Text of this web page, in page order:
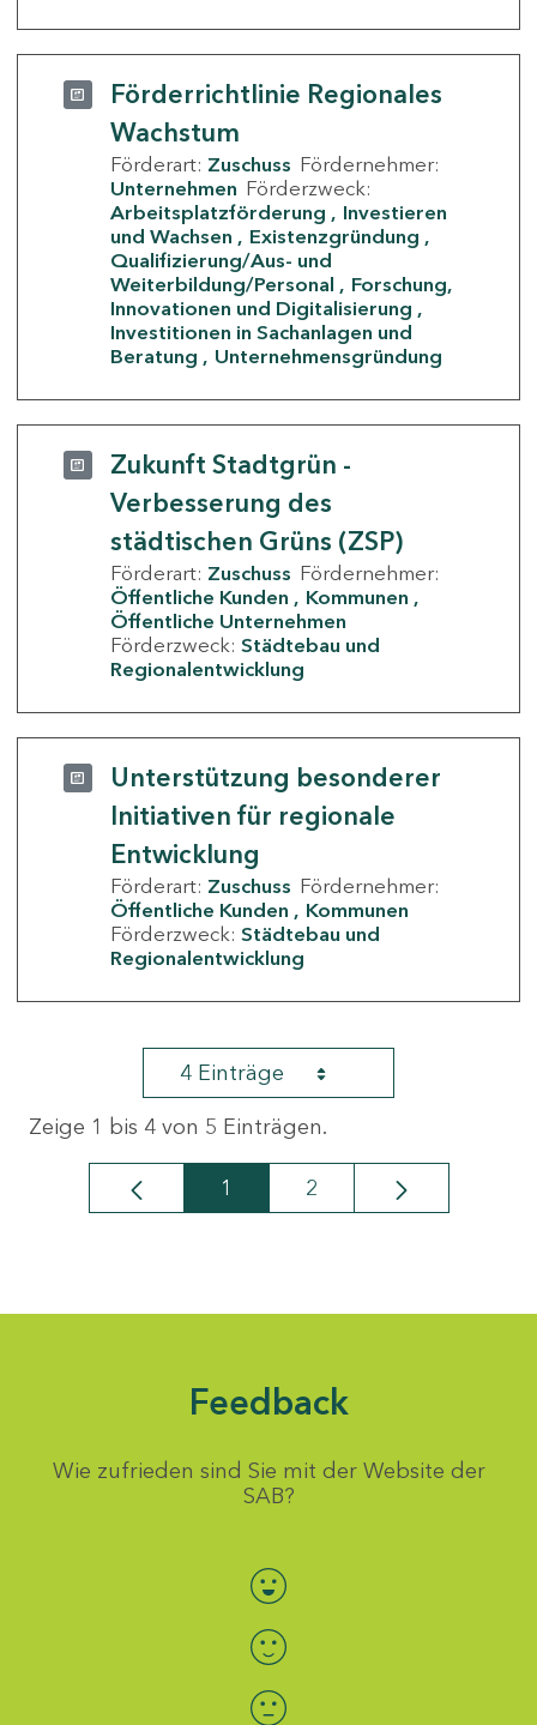
Förderrichtlinie Regionales
Wachstum
Förderart: Zuschuss Fördernehmer:
Unternehmen Förderzweck:
Arbeitsplatzförderung
Investieren
und Wachsen
Existenzgründung
Qualifizierung/Aus- und
Weiterbildung/Personal
Forschung,
Innovationen und Digitalisierung
Investitionen in Sachanlagen und
Beratung
Unternehmensgründung
Zukunft Stadtgrün -
Verbesserung des
städtischen Grüns (ZSP)
Förderart: Zuschuss Fördernehmer:
Öffentliche Kunden
Kommunen
Öffentliche Unternehmen
Förderzweck: Städtebau und
Regionalentwicklung
Unterstützung besonderer
Initiativen für regionale
Entwicklung
Förderart: Zuschuss Fördernehmer:
Öffentliche Kunden
Kommunen
Förderzweck: Städtebau und
Regionalentwicklung
4 Einträge
Zeige 1 bis 4 von 5 Einträgen.
Seite
1 Seite
2
Feedback
Wie zufrieden sind Sie mit der Website der
SAB?
Bewertung auswählen